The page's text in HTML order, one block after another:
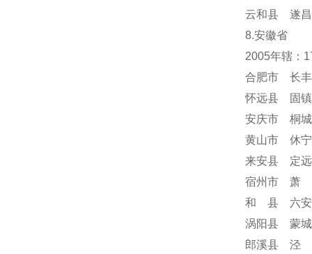
云和县 遂
8.安徽省
2005年辖：
合肥市 长
怀远县 固
安庆市 桐
黄山市 休
来安县 定
宿州市 萧
和 县 六
涡阳县 蒙
郎溪县 泾